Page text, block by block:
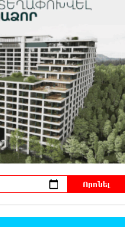
են Արարատի
փրկարարները
են բերել արգելափակումից
փոփոխություն
Գարեգին Բ Ամենայն Հայոց
նիստը